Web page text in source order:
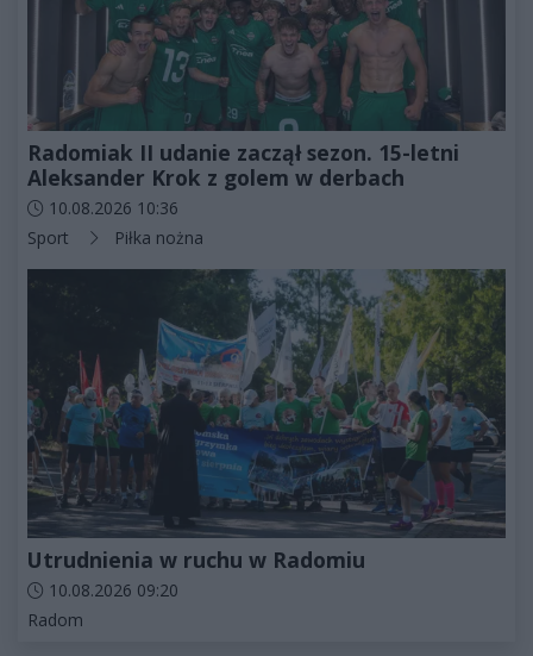
Radomiak II udanie zaczął sezon. 15-letni
Aleksander Krok z golem w derbach
Data dodania artykułu:
10.08.2026 10:36
Kategorie artykułu:
Sport Piłka nożna
Utrudnienia w ruchu w Radomiu
Data dodania artykułu:
10.08.2026 09:20
Kategorie artykułu:
Radom